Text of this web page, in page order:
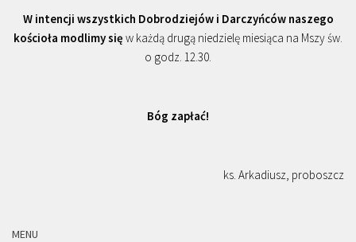
W intencji wszystkich Dobrodziejów i Darczyńców naszego
kościoła modlimy się w każdą drugą niedzielę miesiąca na Mszy św.
o godz. 12.30.
Bóg zapłać!
ks. Arkadiusz, proboszcz
MENU